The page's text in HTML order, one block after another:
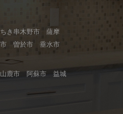
き串木野市 薩摩
曽於市 垂水市
鹿市 阿蘇市 益城